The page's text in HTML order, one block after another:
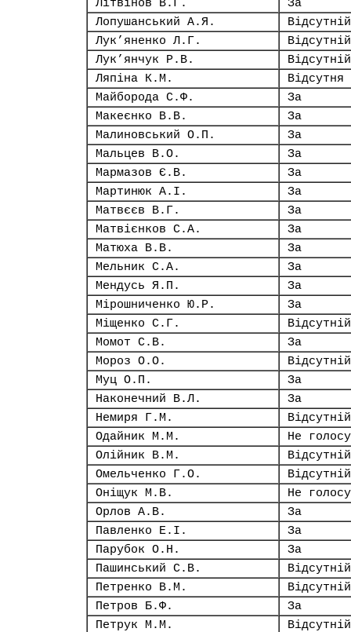
Літвінов В.Г.
За
Лопушанський А.Я.
Відсутній
Лук’яненко Л.Г.
Відсутній
Лук’янчук Р.В.
Відсутній
Ляпіна К.М.
Відсутня
Майборода С.Ф.
За
Макеєнко В.В.
За
Малиновський О.П.
За
Мальцев В.О.
За
Мармазов Є.В.
За
Мартинюк А.І.
За
Матвєєв В.Г.
За
Матвієнков С.А.
За
Матюха В.В.
За
Мельник С.А.
За
Мендусь Я.П.
За
Мірошниченко Ю.Р.
За
Міщенко С.Г.
Відсутній
Момот С.В.
За
Мороз О.О.
Відсутній
Муц О.П.
За
Наконечний В.Л.
За
Немиря Г.М.
Відсутній
Одайник М.М.
Не
Олійник В.М.
Відсутній
Омельченко Г.О.
Відсутній
Оніщук М.В.
Не
Орлов А.В.
За
Павленко Е.І.
За
Парубок О.Н.
За
Пашинський С.В.
Відсутній
Петренко В.М.
Відсутній
Петров Б.Ф.
За
Петрук М.М.
Відсутній